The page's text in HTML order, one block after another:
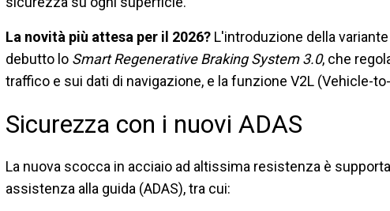
La novità più attesa per il 2026? L'introduzione della variante
debutto lo Smart Regenerative Braking System 3.0, che
traffico e sui dati di navigazione, e la funzione V2L (Vehicle-
Sicurezza con i nuovi ADAS
La nuova scocca in acciaio ad altissima resistenza è
assistenza alla guida (ADAS), tra cui: